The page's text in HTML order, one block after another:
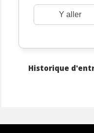
Y aller
Historique